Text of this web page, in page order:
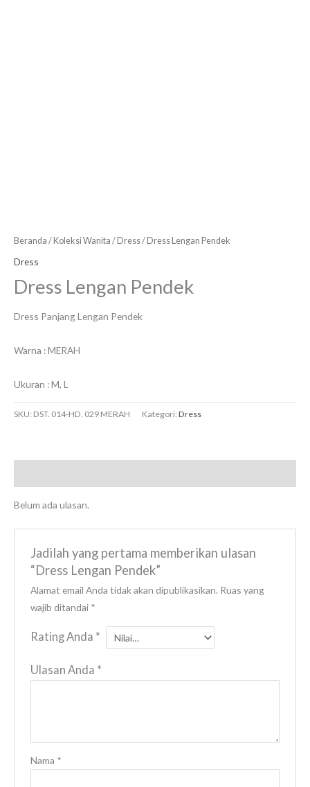
Beranda /Koleksi Wanita /Dress/ Dress Lengan Pendek
Dress
Dress Lengan Pendek
Dress Panjang Lengan Pendek
Warna : MERAH
Ukuran : M, L
SKU: DST. 014-HD. 029 MERAH Kategori:Dress
Belum ada ulasan.
Jadilah yang pertama memberikan ulasan
“Dress Lengan Pendek”
Alamat email Anda tidak akan dipublikasikan. Ruas yang
wajib ditandai *
Rating Anda *
Ulasan Anda *
Nama *